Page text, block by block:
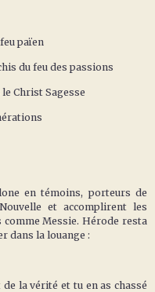
païen
du feu des passions
Christ Sagesse
en témoins, porteurs de
et accomplirent les
Messie. Hérode resta
dans la louange :
de la vérité et tu en as chassé